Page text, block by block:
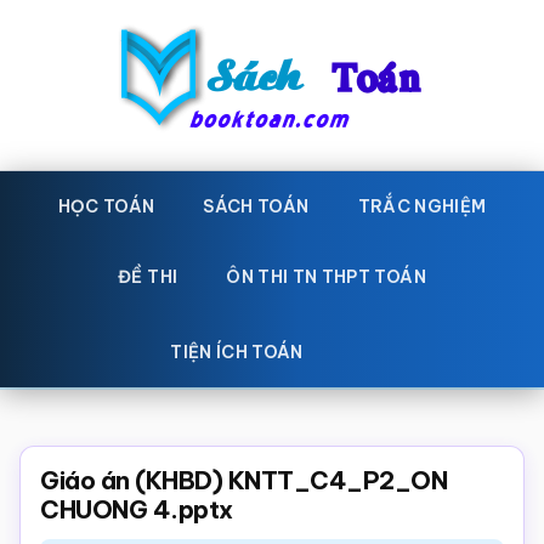
Sách
Toán
toán
Học
toán,
giáo
Toán,
trắc
HỌC TOÁN SÁCH TOÁN TRẮC NGHIỆM
ĐỀ THI ÔN THI TN THPT TOÁN
TIỆN ÍCH TOÁN
Giáo án (KHBD) KNTT_C4_P2_ON
CHUONG 4.pptx